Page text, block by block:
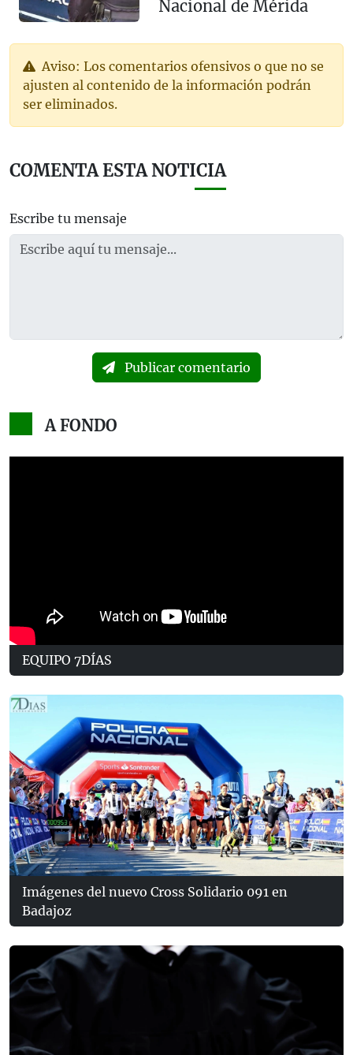
Nacional de Mérida
Aviso: Los comentarios ofensivos o que no se
ajusten al contenido de la información podrán
ser eliminados.
COMENTA ESTA NOTICIA
Escribe tu mensaje
Publicar comentario
A FONDO
EQUIPO 7DÍAS
Imágenes del nuevo Cross Solidario 091 en
Badajoz